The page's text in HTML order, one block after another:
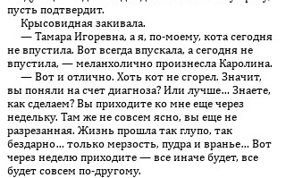
пусть подтвердит.
Крысовидная закивала.
— Тамара Игоревна, а я, по-моему, кота сегодня
не впустила. Вот всегда впускала, а сегодня не
впустила, — меланхолично произнесла Каролина.
— Вот и отлично. Хоть кот не сгорел. Значит,
вы поняли на счет диагноза? Или лучше… Знаете,
как сделаем? Вы приходите ко мне еще через
недельку. Там же не совсем ясно, вы еще не
разрезанная. Жизнь прошла так глупо, так
бездарно… только мерзость, пудра и вранье… Вот
через неделю приходите — все иначе будет, все
будет совсем по-другому.